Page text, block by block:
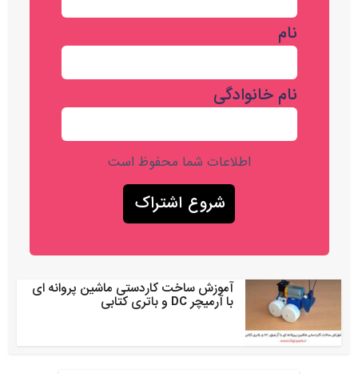
نام
نام خانوادگی
اطلاعات شما محفوظ است
آموزش ساخت کاردستی ماشین پروانه ای
با آرمیچر DC و باتری کتابی